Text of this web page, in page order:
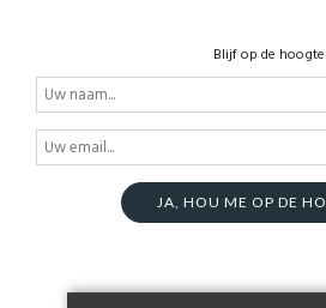
Blijf op de hoogte
JA, HOU ME OP DE